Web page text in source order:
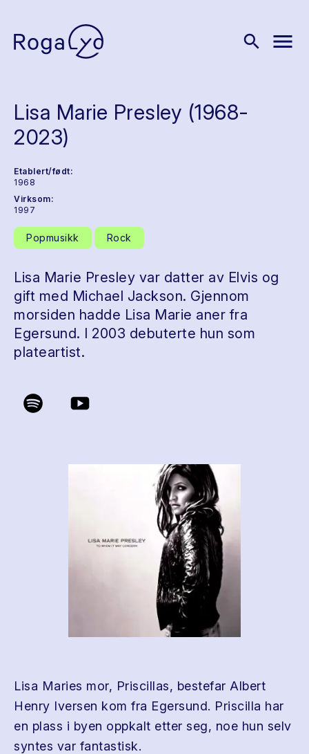
search menu
Lisa Marie Presley (1968-
2023)
Etablert/født:
1968
Virksom:
1997
Popmusikk Rock
Lisa Marie Presley var datter av Elvis og
gift med Michael Jackson. Gjennom
morsiden hadde Lisa Marie aner fra
Egersund. I 2003 debuterte hun som
plateartist.
Lisa Maries mor, Priscillas, bestefar Albert
Henry Iversen kom fra Egersund. Priscilla har
en plass i byen oppkalt etter seg, noe hun selv
syntes var fantastisk.